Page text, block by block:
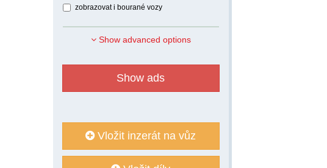
zobrazovat i bourané vozy
Show advanced options
Show ads
Vložit inzerát na vůz